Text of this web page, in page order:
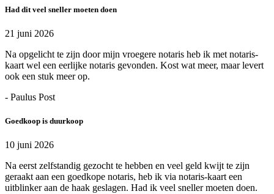
Had dit veel sneller moeten doen
21 juni 2026
Na opgelicht te zijn door mijn vroegere notaris heb ik met notaris-
kaart wel een eerlijke notaris gevonden. Kost wat meer, maar levert
ook een stuk meer op.
- Paulus Post
Goedkoop is duurkoop
10 juni 2026
Na eerst zelfstandig gezocht te hebben en veel geld kwijt te zijn
geraakt aan een goedkope notaris, heb ik via notaris-kaart een
uitblinker aan de haak geslagen. Had ik veel sneller moeten doen.